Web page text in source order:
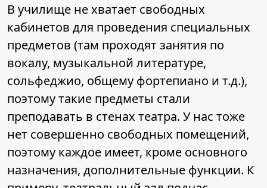
В училище не хватает свободных
кабинетов для проведения специальных
предметов (там проходят занятия по
вокалу, музыкальной литературе,
сольфеджио, общему фортепиано и т.д.),
поэтому такие предметы стали
преподавать в стенах театра. У нас тоже
нет совершенно свободных помещений,
поэтому каждое имеет, кроме основного
назначения, дополнительные функции. К